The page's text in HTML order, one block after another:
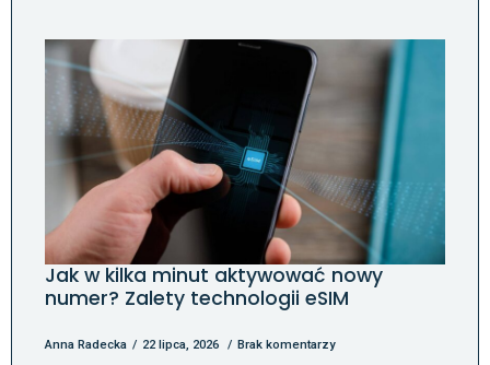
Jak w kilka minut aktywować nowy
numer? Zalety technologii eSIM
Anna Radecka 22 lipca, 2026 Brak komentarzy